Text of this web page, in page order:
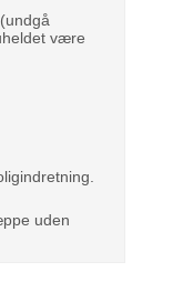
være
uden